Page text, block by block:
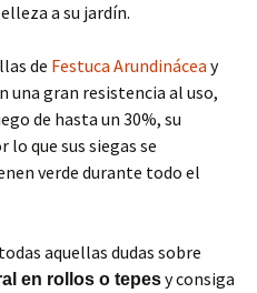
a su jardín.
de Festuca Arundinácea y
una gran resistencia al uso,
de hasta un 30%, su
que sus siegas se
verde durante todo el
aquellas dudas sobre
en rollos o tepesy consiga